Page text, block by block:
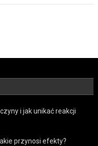
i jak unikać reakcji
przynosi efekty?